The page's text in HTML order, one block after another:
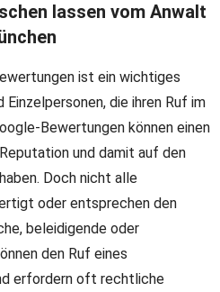
lassen vom Anwalt
ist ein wichtiges
die ihren Ruf im
Bewertungen können einen
und damit auf den
Doch nicht alle
oder entsprechen den
beleidigende oder
den Ruf eines
erfordern oft rechtliche